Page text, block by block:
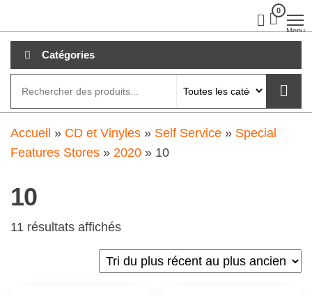
au
contenu
0
Menu
Catégories
Accueil » CD et Vinyles » Self Service » Special
Features Stores » 2020 » 10
10
11 résultats affichés